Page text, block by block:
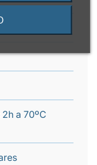
a 70ºC